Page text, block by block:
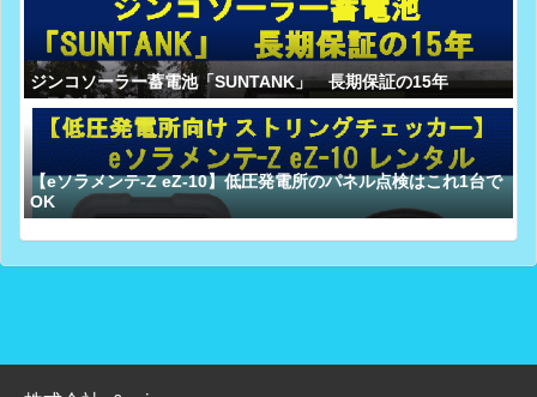
ジンコソーラー蓄電池「SUNTANK」 長期保証の15年
【eソラメンテ-Z eZ-10】低圧発電所のパネル点検はこれ1台で
OK